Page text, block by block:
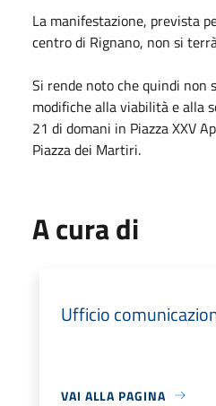
La manifestazione, prevista
centro di Rignano, non si
Si rende noto che quindi non
modifiche alla viabilità e alla
21 di domani in Piazza XXV
Piazza dei Martiri.
A cura di
Ufficio
VAI ALLA PAGINA